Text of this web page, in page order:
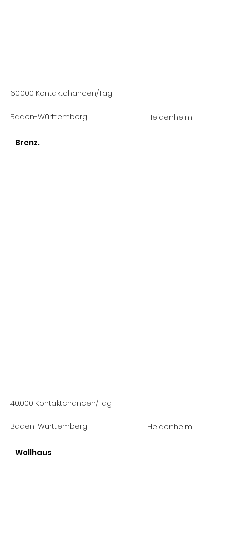
Baden-Württemberg
60.000 Kontaktchancen/Tag
Heidenheim
Baden-Württemberg
40.000 Kontaktchancen/Tag
Heidenheim
Brenz.
Wollhaus